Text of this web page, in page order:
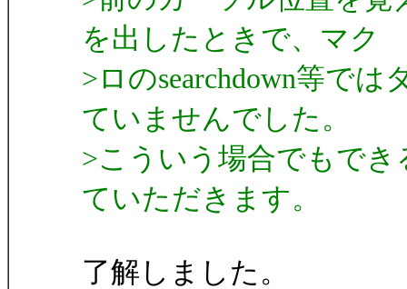
を出したときで、マク
>ロのsearchdown等で
ていませんでした。
>こういう場合でもでき
ていただきます。
了解しました。